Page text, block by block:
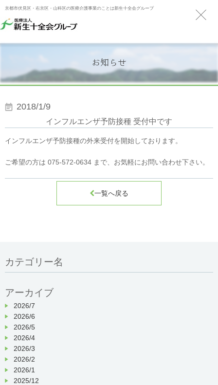
京都市伏見区・右京区・山科区の医療介護事業のことは新生十全会グループ
お知らせ
2018/1/9
インフルエンザ予防接種 受付中です
インフルエンザ予防接種の外来受付を開始しております。
ご希望の方は 075-572-0634 まで、お気軽にお問い合わせ下さい。
一覧へ戻る
カテゴリー名
アーカイブ
2026/7
2026/6
2026/5
2026/4
2026/3
2026/2
2026/1
2025/12